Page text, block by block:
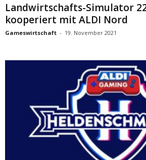
Landwirtschafts-Simulator
kooperiert mit ALDI Nord
Gameswirtschaft - 19. November 2021